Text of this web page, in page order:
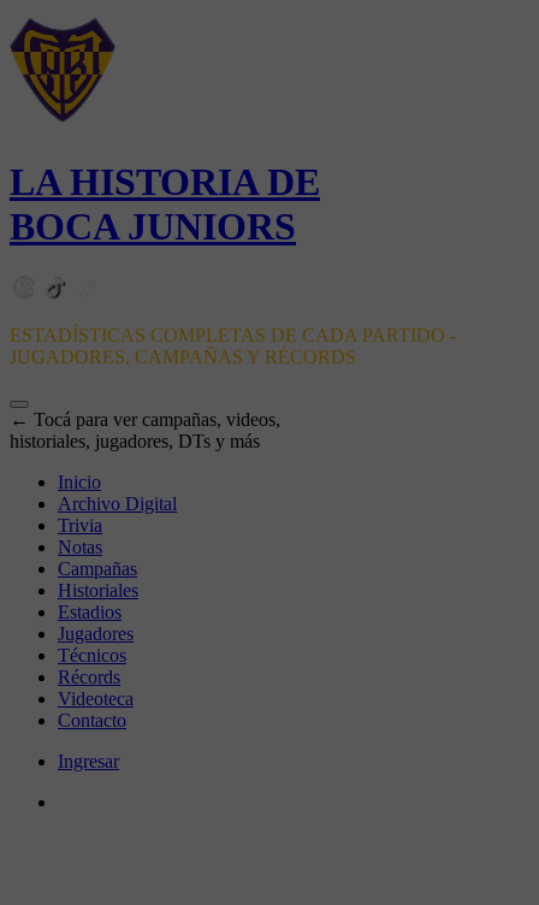
LA HISTORIA DE
BOCA JUNIORS
ESTADÍSTICAS COMPLETAS DE CADA PARTIDO -
JUGADORES, CAMPAÑAS Y RÉCORDS
← Tocá para ver campañas, videos,
historiales, jugadores, DTs y más
Inicio
Archivo Digital
Trivia
Notas
Campañas
Historiales
Estadios
Jugadores
Técnicos
Récords
Videoteca
Contacto
Ingresar